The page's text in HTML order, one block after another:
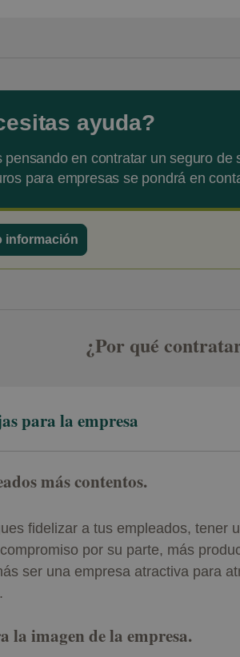
ayuda?
pensando en contratar un seguro
para empresas se pondrá en
información
¿Por qué
para la empresa
más contentos.
fidelizar a tus empleados, tener
por su parte, más
ser una empresa atractiva para
la imagen de la empresa.